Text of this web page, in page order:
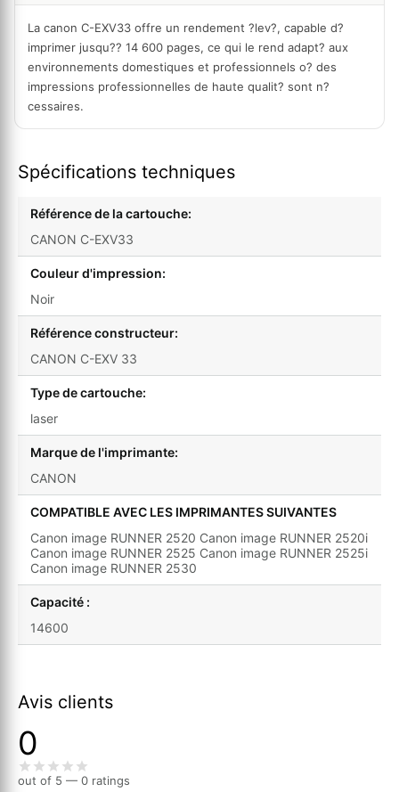
La canon C-EXV33 offre un rendement ?lev?, capable d?
imprimer jusqu?? 14 600 pages, ce qui le rend adapt? aux
environnements domestiques et professionnels o? des
impressions professionnelles de haute qualit? sont n?
cessaires.
Spécifications techniques
Référence de la cartouche:
CANON C-EXV33
Couleur d'impression:
Noir
Référence constructeur:
CANON C-EXV 33
Type de cartouche:
laser
Marque de l'imprimante:
CANON
COMPATIBLE AVEC LES IMPRIMANTES SUIVANTES
Canon image RUNNER 2520 Canon image RUNNER 2520i
Canon image RUNNER 2525 Canon image RUNNER 2525i
Canon image RUNNER 2530
Capacité :
14600
Avis clients
0
out of 5 — 0 ratings